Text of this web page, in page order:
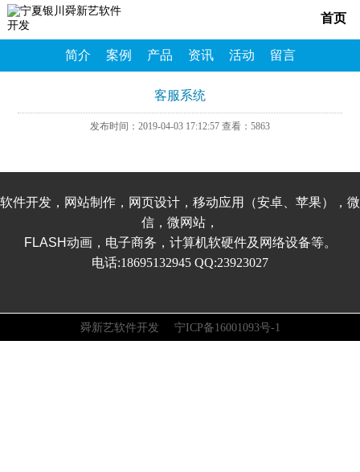
首页
简介 案例 产品 资讯 活动 留言
客服系统
发布时间：2019-04-03 17:12:57 查看：5863
软件开发，网站制作，网页设计，移动应用（安卓、苹果），微
信，微网站，
FLASH动画，电子商务，计算机软硬件及网络设备等。
电话:18695132945 QQ:23923027
舜新艺软件开发 宁ICP备16001093号-1